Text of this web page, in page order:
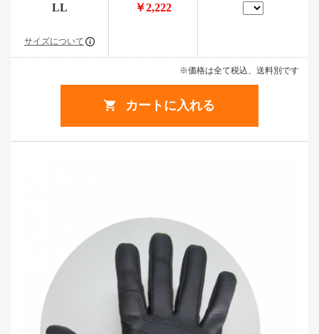
LL ￥2,222
サイズについて
※価格は全て税込、送料別です
カートに入れる